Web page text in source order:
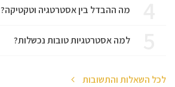
מה ההבדל בין אסטרטגיה וטקטיקה?
למה אסטרטגיות טובות נכשלות?
לכל השאלות והתשובות